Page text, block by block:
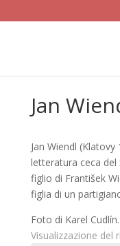
Jan
Jan Wiendl
letteratura ceca del
figlio di František
figlia di un
Foto di Karel Cudlín.
Visualizzazione del